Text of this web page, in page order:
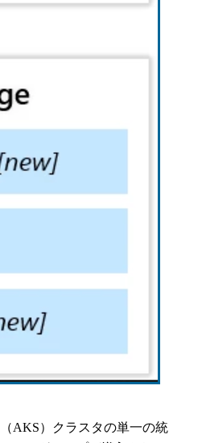
（AKS）クラスタの単一の統